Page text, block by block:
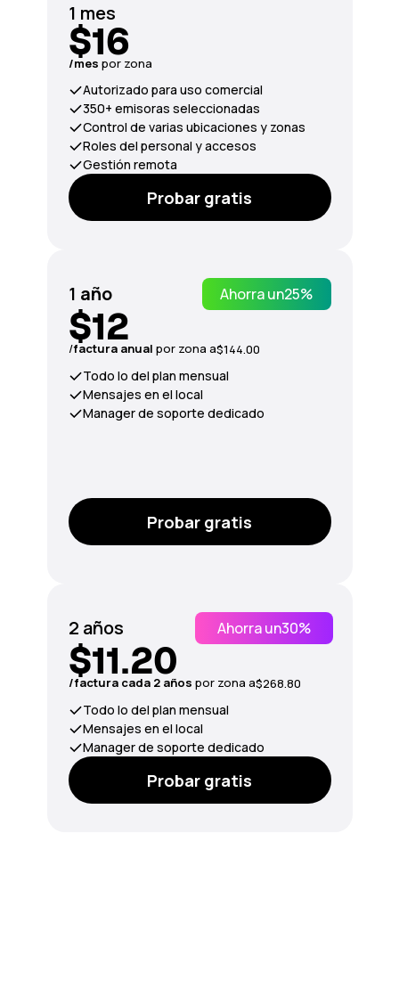
1 mes
$16
/mes por zona
Autorizado para uso comercial
350+ emisoras seleccionadas
Control de varias ubicaciones y zonas
Roles del personal y accesos
Gestión remota
Probar gratis
1 año Ahorra un25%
$12
/factura anual por zona a$144.00
Todo lo del plan mensual
Mensajes en el local
Manager de soporte dedicado
Probar gratis
2 años Ahorra un30%
$11.20
/factura cada 2 años por zona a$268.80
Todo lo del plan mensual
Mensajes en el local
Manager de soporte dedicado
Probar gratis